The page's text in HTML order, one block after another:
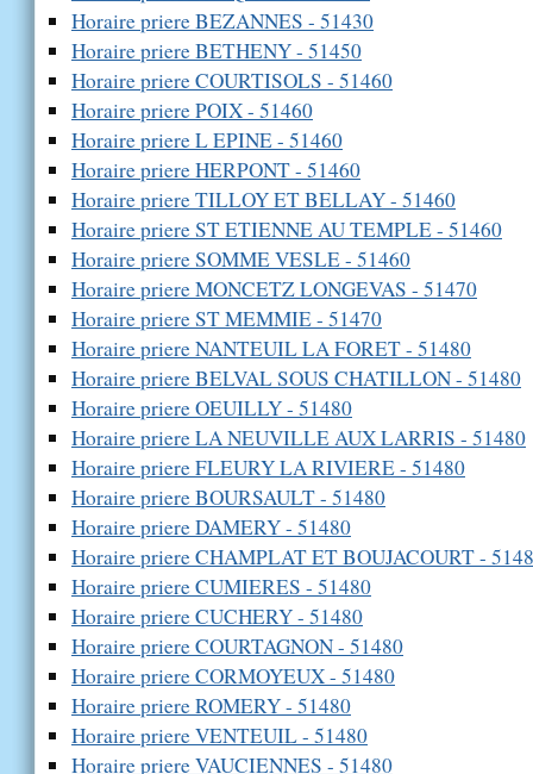
Horaire priere BEZANNES - 51430
Horaire priere BETHENY - 51450
Horaire priere COURTISOLS - 51460
Horaire priere POIX - 51460
Horaire priere L EPINE - 51460
Horaire priere HERPONT - 51460
Horaire priere TILLOY ET BELLAY - 51460
Horaire priere ST ETIENNE AU TEMPLE - 51460
Horaire priere SOMME VESLE - 51460
Horaire priere MONCETZ LONGEVAS - 51470
Horaire priere ST MEMMIE - 51470
Horaire priere NANTEUIL LA FORET - 51480
Horaire priere BELVAL SOUS CHATILLON - 51480
Horaire priere OEUILLY - 51480
Horaire priere LA NEUVILLE AUX LARRIS - 51480
Horaire priere FLEURY LA RIVIERE - 51480
Horaire priere BOURSAULT - 51480
Horaire priere DAMERY - 51480
Horaire priere CHAMPLAT ET BOUJACOURT -
Horaire priere CUMIERES - 51480
Horaire priere CUCHERY - 51480
Horaire priere COURTAGNON - 51480
Horaire priere CORMOYEUX - 51480
Horaire priere ROMERY - 51480
Horaire priere VENTEUIL - 51480
Horaire priere VAUCIENNES - 51480